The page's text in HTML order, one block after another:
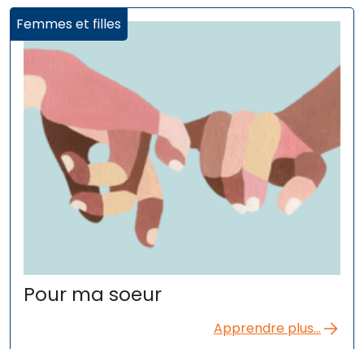
Femmes et filles
Pour ma soeur
Apprendre plus...